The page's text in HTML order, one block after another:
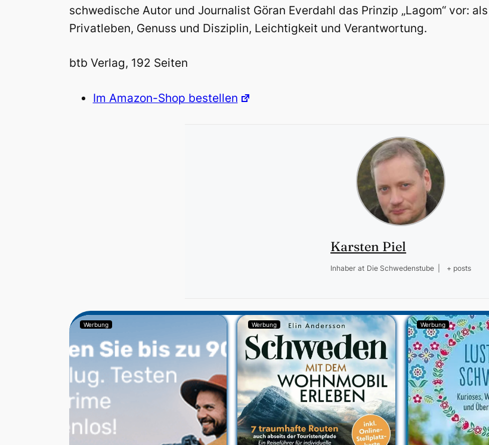
schwedische Autor und Journalist Göran Everdahl das Prinzip „Lagom“ vor:
Privatleben, Genuss und Disziplin, Leichtigkeit und Verantwortung.
btb Verlag, 192 Seiten
Im Amazon-Shop bestellen
Karsten Piel
Inhaber at Die Schwedenstube + posts
Werbung Werbung Werbung